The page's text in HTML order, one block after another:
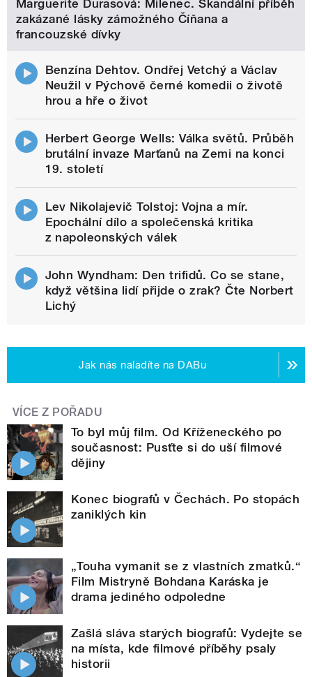
Marguerite Durasová: Milenec. Skandální příběh
zakázané lásky zámožného Číňana a
francouzské dívky
Benzína Dehtov. Ondřej Vetchý a Václav
Neužil v Pýchově černé komedii o životě
hrou a hře o život
Herbert George Wells: Válka světů. Průběh
brutální invaze Marťanů na Zemi na konci
19. století
Lev Nikolajevič Tolstoj: Vojna a mír.
Epochální dílo a společenská kritika
z napoleonských válek
John Wyndham: Den trifidů. Co se stane,
když většina lidí přijde o zrak? Čte Norbert
Lichý
Jak nás naladíte na DABu
VÍCE Z POŘADU
To byl můj film. Od Kříženeckého po
současnost: Pusťte si do uší filmové
dějiny
Konec biografů v Čechách. Po stopách
zaniklých kin
„Touha vymanit se z vlastních zmatků.“
Film Mistryně Bohdana Karáska je
drama jediného odpoledne
Zašlá sláva starých biografů: Vydejte se
na místa, kde filmové příběhy psaly
historii